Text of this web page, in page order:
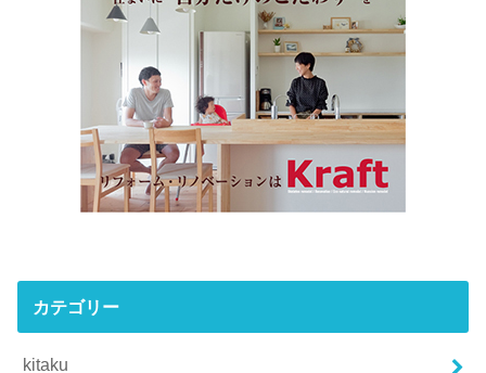
カテゴリー
kitaku